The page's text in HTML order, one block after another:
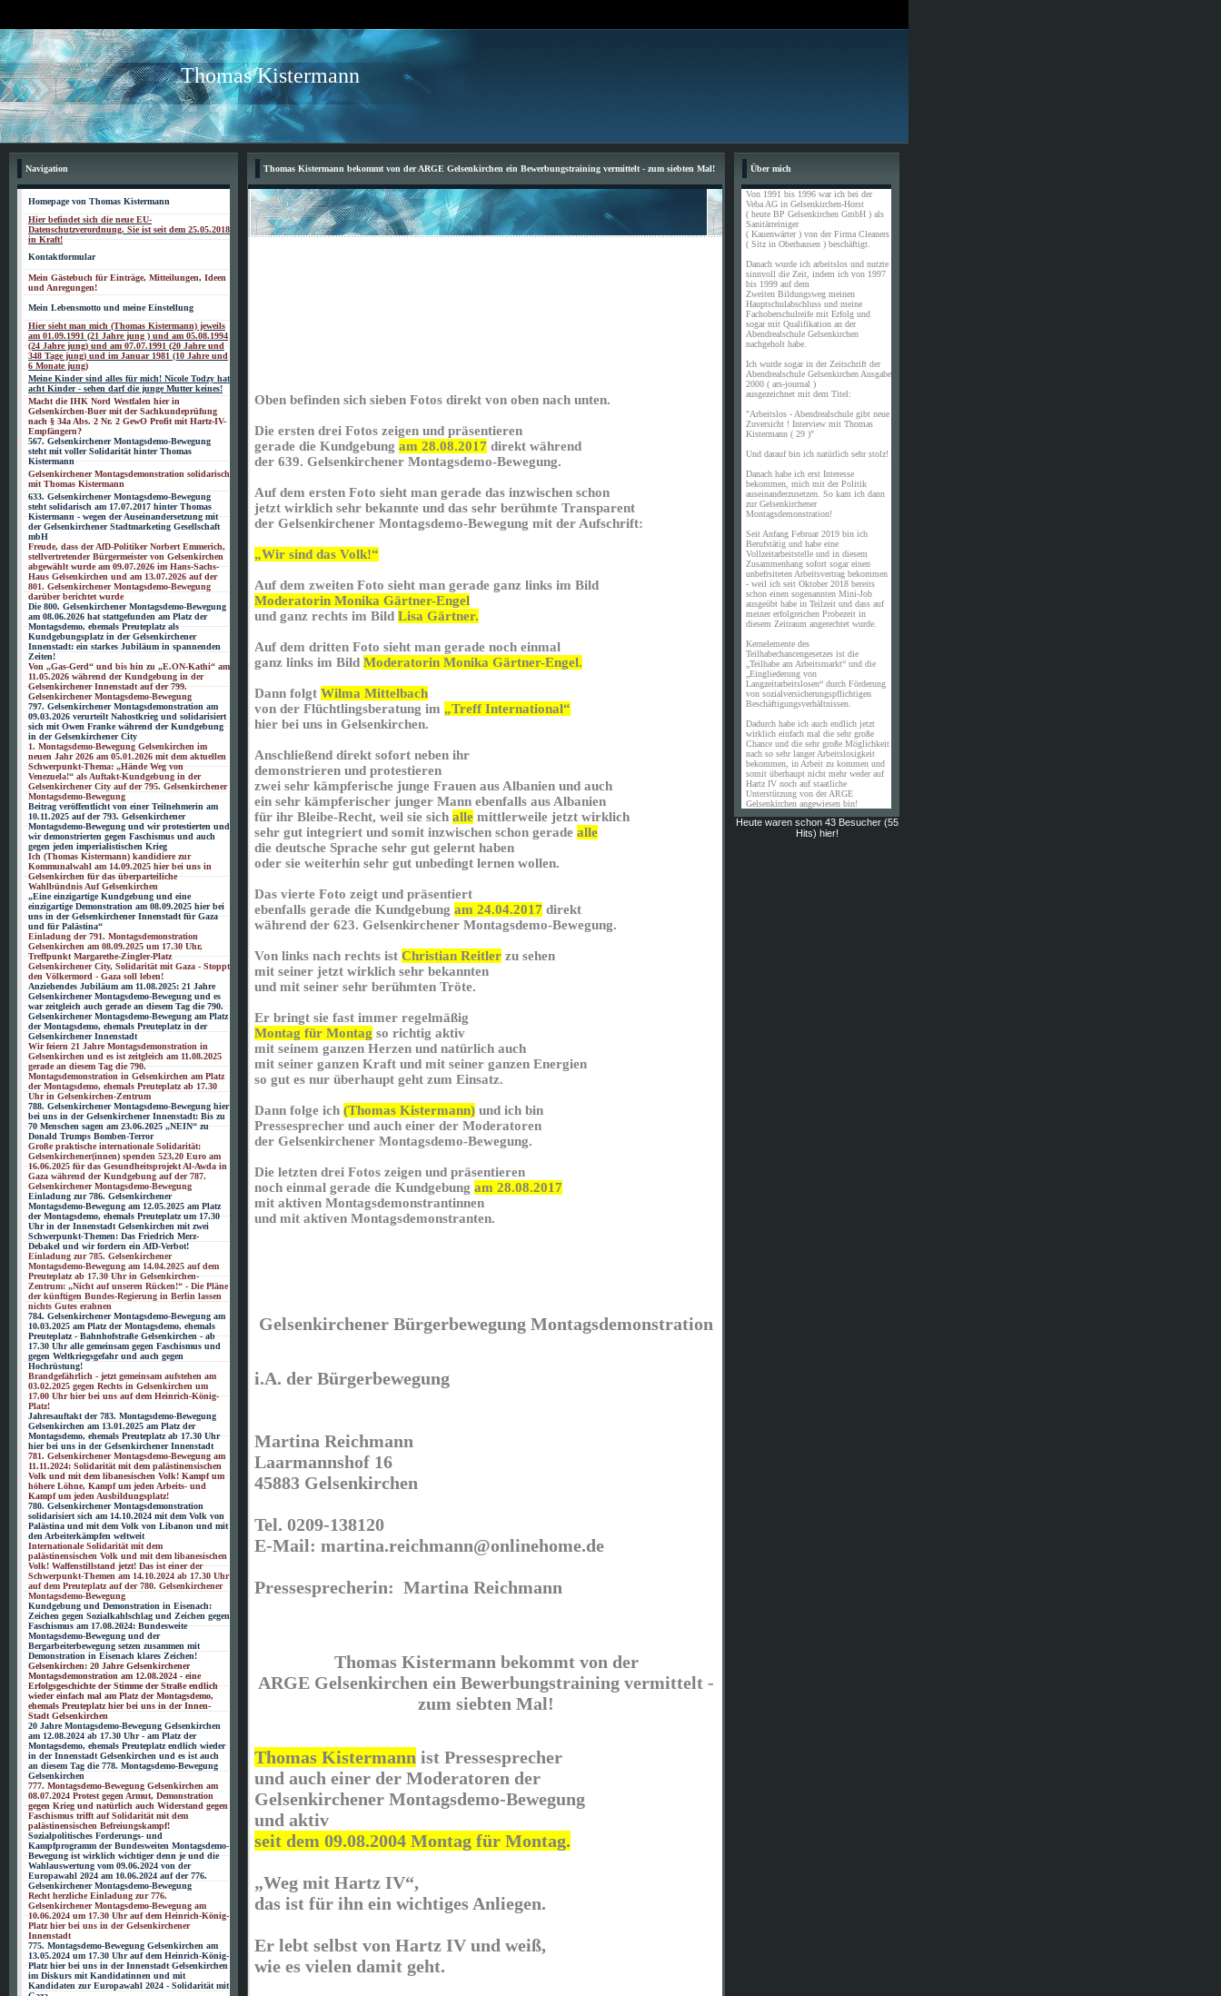
Thomas Kistermann
Navigation
Homepage von Thomas Kistermann
Hier befindet sich die neue EU-
Datenschutzverordnung. Sie ist seit dem 25.05.2018
in Kraft!
Kontaktformular
Mein Gästebuch für Einträge, Mitteilungen, Ideen
und Anregungen!
Mein Lebensmotto und meine Einstellung
Hier sieht man mich (Thomas Kistermann) jeweils
am 01.09.1991 (21 Jahre jung ) und am 05.08.1994
(24 Jahre jung) und am 07.07.1991 (20 Jahre und
348 Tage jung) und im Januar 1981 (10 Jahre und
6 Monate jung)
Meine Kinder sind alles für mich! Nicole Todzy hat
acht Kinder - sehen darf die junge Mutter keines!
Macht die IHK Nord Westfalen hier in
Gelsenkirchen-Buer mit der Sachkundeprüfung
nach § 34a Abs. 2 Nr. 2 GewO Profit mit Hartz-IV-
Empfängern?
567. Gelsenkirchener Montagsdemo-Bewegung
steht mit voller Solidarität hinter Thomas
Kistermann
Gelsenkirchener Montagsdemonstration solidarisch
mit Thomas Kistermann
633. Gelsenkirchener Montagsdemo-Bewegung
steht solidarisch am 17.07.2017 hinter Thomas
Kistermann - wegen der Auseinandersetzung mit
der Gelsenkirchener Stadtmarketing Gesellschaft
mbH
Freude, dass der AfD-Politiker Norbert Emmerich,
stellvertretender Bürgermeister von Gelsenkirchen
abgewählt wurde am 09.07.2026 im Hans-Sachs-
Haus Gelsenkirchen und am 13.07.2026 auf der
801. Gelsenkirchener Montagsdemo-Bewegung
darüber berichtet wurde
Die 800. Gelsenkirchener Montagsdemo-Bewegung
am 08.06.2026 hat stattgefunden am Platz der
Montagsdemo, ehemals Preuteplatz als
Kundgebungsplatz in der Gelsenkirchener
Innenstadt: ein starkes Jubiläum in spannenden
Zeiten!
Von „Gas-Gerd“ und bis hin zu „E.ON-Kathi“ am
11.05.2026 während der Kundgebung in der
Gelsenkirchener Innenstadt auf der 799.
Gelsenkirchener Montagsdemo-Bewegung
797. Gelsenkirchener Montagsdemonstration am
09.03.2026 verurteilt Nahostkrieg und solidarisiert
sich mit Owen Franke während der Kundgebung
in der Gelsenkirchener City
1. Montagsdemo-Bewegung Gelsenkirchen im
neuen Jahr 2026 am 05.01.2026 mit dem aktuellen
Schwerpunkt-Thema: „Hände Weg von
Venezuela!“ als Auftakt-Kundgebung in der
Gelsenkirchener City auf der 795. Gelsenkirchener
Montagsdemo-Bewegung
Beitrag veröffentlicht von einer Teilnehmerin am
10.11.2025 auf der 793. Gelsenkirchener
Montagsdemo-Bewegung und wir protestierten und
wir demonstrierten gegen Faschismus und auch
gegen jeden imperialistischen Krieg
Ich (Thomas Kistermann) kandidiere zur
Kommunalwahl am 14.09.2025 hier bei uns in
Gelsenkirchen für das überparteiliche
Wahlbündnis Auf Gelsenkirchen
„Eine einzigartige Kundgebung und eine
einzigartige Demonstration am 08.09.2025 hier bei
uns in der Gelsenkirchener Innenstadt für Gaza
und für Palästina“
Einladung der 791. Montagsdemonstration
Gelsenkirchen am 08.09.2025 um 17.30 Uhr,
Treffpunkt Margarethe-Zingler-Platz
Gelsenkirchener City, Solidarität mit Gaza - Stoppt
den Völkermord - Gaza soll leben!
Anziehendes Jubiläum am 11.08.2025: 21 Jahre
Gelsenkirchener Montagsdemo-Bewegung und es
war zeitgleich auch gerade an diesem Tag die 790.
Gelsenkirchener Montagsdemo-Bewegung am Platz
der Montagsdemo, ehemals Preuteplatz in der
Gelsenkirchener Innenstadt
Wir feiern 21 Jahre Montagsdemonstration in
Gelsenkirchen und es ist zeitgleich am 11.08.2025
gerade an diesem Tag die 790.
Montagsdemonstration in Gelsenkirchen am Platz
der Montagsdemo, ehemals Preuteplatz ab 17.30
Uhr in Gelsenkirchen-Zentrum
788. Gelsenkirchener Montagsdemo-Bewegung hier
bei uns in der Gelsenkirchener Innenstadt: Bis zu
70 Menschen sagen am 23.06.2025 „NEIN“ zu
Donald Trumps Bomben-Terror
Große praktische internationale Solidarität:
Gelsenkirchener(innen) spenden 523,20 Euro am
16.06.2025 für das Gesundheitsprojekt Al-Awda in
Gaza während der Kundgebung auf der 787.
Gelsenkirchener Montagsdemo-Bewegung
Einladung zur 786. Gelsenkirchener
Montagsdemo-Bewegung am 12.05.2025 am Platz
der Montagsdemo, ehemals Preuteplatz um 17.30
Uhr in der Innenstadt Gelsenkirchen mit zwei
Schwerpunkt-Themen: Das Friedrich Merz-
Debakel und wir fordern ein AfD-Verbot!
Einladung zur 785. Gelsenkirchener
Montagsdemo-Bewegung am 14.04.2025 auf dem
Preuteplatz ab 17.30 Uhr in Gelsenkirchen-
Zentrum: „Nicht auf unseren Rücken!“ - Die Pläne
der künftigen Bundes-Regierung in Berlin lassen
nichts Gutes erahnen
784. Gelsenkirchener Montagsdemo-Bewegung am
10.03.2025 am Platz der Montagsdemo, ehemals
Preuteplatz - Bahnhofstraße Gelsenkirchen - ab
17.30 Uhr alle gemeinsam gegen Faschismus und
gegen Weltkriegsgefahr und auch gegen
Hochrüstung!
Brandgefährlich - jetzt gemeinsam aufstehen am
03.02.2025 gegen Rechts in Gelsenkirchen um
17.00 Uhr hier bei uns auf dem Heinrich-König-
Platz!
Jahresauftakt der 783. Montagsdemo-Bewegung
Gelsenkirchen am 13.01.2025 am Platz der
Montagsdemo, ehemals Preuteplatz ab 17.30 Uhr
hier bei uns in der Gelsenkirchener Innenstadt
781. Gelsenkirchener Montagsdemo-Bewegung am
11.11.2024: Solidarität mit dem palästinensischen
Volk und mit dem libanesischen Volk! Kampf um
höhere Löhne, Kampf um jeden Arbeits- und
Kampf um jeden Ausbildungsplatz!
780. Gelsenkirchener Montagsdemonstration
solidarisiert sich am 14.10.2024 mit dem Volk von
Palästina und mit dem Volk von Libanon und mit
den Arbeiterkämpfen weltweit
Internationale Solidarität mit dem
palästinensischen Volk und mit dem libanesischen
Volk! Waffenstillstand jetzt! Das ist einer der
Schwerpunkt-Themen am 14.10.2024 ab 17.30 Uhr
auf dem Preuteplatz auf der 780. Gelsenkirchener
Montagsdemo-Bewegung
Kundgebung und Demonstration in Eisenach:
Zeichen gegen Sozialkahlschlag und Zeichen gegen
Faschismus am 17.08.2024: Bundesweite
Montagsdemo-Bewegung und der
Bergarbeiterbewegung setzen zusammen mit
Demonstration in Eisenach klares Zeichen!
Gelsenkirchen: 20 Jahre Gelsenkirchener
Montagsdemonstration am 12.08.2024 - eine
Erfolgsgeschichte der Stimme der Straße endlich
wieder einfach mal am Platz der Montagsdemo,
ehemals Preuteplatz hier bei uns in der Innen-
Stadt Gelsenkirchen
20 Jahre Montagsdemo-Bewegung Gelsenkirchen
am 12.08.2024 ab 17.30 Uhr - am Platz der
Montagsdemo, ehemals Preuteplatz endlich wieder
in der Innenstadt Gelsenkirchen und es ist auch
an diesem Tag die 778. Montagsdemo-Bewegung
Gelsenkirchen
777. Montagsdemo-Bewegung Gelsenkirchen am
08.07.2024 Protest gegen Armut, Demonstration
gegen Krieg und natürlich auch Widerstand gegen
Faschismus trifft auf Solidarität mit dem
palästinensischen Befreiungskampf!
Sozialpolitisches Forderungs- und
Kampfprogramm der Bundesweiten Montagsdemo-
Bewegung ist wirklich wichtiger denn je und die
Wahlauswertung vom 09.06.2024 von der
Europawahl 2024 am 10.06.2024 auf der 776.
Gelsenkirchener Montagsdemo-Bewegung
Recht herzliche Einladung zur 776.
Gelsenkirchener Montagsdemo-Bewegung am
10.06.2024 um 17.30 Uhr auf dem Heinrich-König-
Platz hier bei uns in der Gelsenkirchener
Innenstadt
775. Montagsdemo-Bewegung Gelsenkirchen am
13.05.2024 um 17.30 Uhr auf dem Heinrich-König-
Platz hier bei uns in der Innenstadt Gelsenkirchen
im Diskurs mit Kandidatinnen und mit
Kandidaten zur Europawahl 2024 - Solidarität mit
Thomas Kistermann bekommt von der ARGE Gelsenkirchen ein Bewerbungstraining vermittelt - zum siebten Mal!
Oben befinden sich sieben Fotos direkt von oben nach unten.
Die ersten drei Fotos zeigen und präsentieren
gerade die Kundgebung am 28.08.2017 direkt während
der 639. Gelsenkirchener Montagsdemo-Bewegung.
Auf dem ersten Foto sieht man gerade das inzwischen schon
jetzt wirklich sehr bekannte und das sehr berühmte Transparent
der Gelsenkirchener Montagsdemo-Bewegung mit der Aufschrift:
„Wir sind das Volk!“
Auf dem zweiten Foto sieht man gerade ganz links im Bild
Moderatorin Monika Gärtner-Engel
und ganz rechts im Bild Lisa Gärtner.
Auf dem dritten Foto sieht man gerade noch einmal
ganz links im Bild Moderatorin Monika Gärtner-Engel.
Dann folgt Wilma Mittelbach
von der Flüchtlingsberatung im „Treff International“
hier bei uns in Gelsenkirchen.
Anschließend direkt sofort neben ihr
demonstrieren und protestieren
zwei sehr kämpferische junge Frauen aus Albanien und auch
ein sehr kämpferischer junger Mann ebenfalls aus Albanien
für ihr Bleibe-Recht, weil sie sich alle mittlerweile jetzt wirklich
sehr gut integriert und somit inzwischen schon gerade alle
die deutsche Sprache sehr gut gelernt haben
oder sie weiterhin sehr gut unbedingt lernen wollen.
Das vierte Foto zeigt und präsentiert
ebenfalls gerade die Kundgebung am 24.04.2017 direkt
während der 623. Gelsenkirchener Montagsdemo-Bewegung.
Von links nach rechts ist Christian Reitler zu sehen
mit seiner jetzt wirklich sehr bekannten
und mit seiner sehr berühmten Tröte.
Er bringt sie fast immer regelmäßig
Montag für Montag so richtig aktiv
mit seinem ganzen Herzen und natürlich auch
mit seiner ganzen Kraft und mit seiner ganzen Energien
so gut es nur überhaupt geht zum Einsatz.
Dann folge ich (Thomas Kistermann) und ich bin
Pressesprecher und auch einer der Moderatoren
der Gelsenkirchener Montagsdemo-Bewegung.
Die letzten drei Fotos zeigen und präsentieren
noch einmal gerade die Kundgebung am 28.08.2017
mit aktiven Montagsdemonstrantinnen
und mit aktiven Montagsdemonstranten.
Gelsenkirchener Bürgerbewegung Montagsdemonstration
i.A. der Bürgerbewegung
Martina Reichmann
Laarmannshof 16
45883 Gelsenkirchen
Tel. 0209-138120
E-Mail: martina.reichmann@onlinehome.de
Pressesprecherin: Martina Reichmann
Thomas Kistermann bekommt von der
ARGE Gelsenkirchen ein Bewerbungstraining vermittelt -
zum siebten Mal!
Thomas Kistermann ist Pressesprecher
und auch einer der Moderatoren der
Gelsenkirchener Montagsdemo-Bewegung
und aktiv
seit dem 09.08.2004 Montag für Montag.
„Weg mit Hartz IV“,
das ist für ihn ein wichtiges Anliegen.
Er lebt selbst von Hartz IV und weiß,
wie es vielen damit geht.
Über mich
Von 1991 bis 1996 war ich bei der
Veba AG in Gelsenkirchen-Horst
( heute BP Gelsenkirchen GmbH ) als
Sanitärreiniger
( Kauenwärter ) von der Firma Cleaners
( Sitz in Oberhausen ) beschäftigt.
Danach wurde ich arbeitslos und nutzte
sinnvoll die Zeit, indem ich von 1997
bis 1999 auf dem
Zweiten Bildungsweg meinen
Hauptschulabschluss und meine
Fachoberschulreife mit Erfolg und
sogar mit Qualifikation an der
Abendrealschule Gelsenkirchen
nachgeholt habe.
Ich wurde sogar in der Zeitschrift der
Abendrealschule Gelsenkirchen Ausgabe
2000 ( ars-journal )
ausgezeichnet mit dem Titel:
"Arbeitslos - Abendrealschule gibt neue
Zuversicht ! Interview mit Thomas
Kistermann ( 29 )"
Und darauf bin ich natürlich sehr stolz!
Danach habe ich erst Interesse
bekommen, mich mit der Politik
auseinanderzusetzen. So kam ich dann
zur Gelsenkirchener
Montagsdemonstration!
Seit Anfang Februar 2019 bin ich
Berufstätig und habe eine
Vollzeitarbeitstelle und in diesem
Zusammenhang sofort sogar einen
unbefrsiteten Arbeitsvertrag bekommen
- weil ich seit Oktober 2018 bereits
schon einen sogenannten Mini-Job
ausgeübt habe in Teilzeit und dass auf
meiner erfolgreichen Probezeit in
diesem Zeitraum angerechtet wurde.
Kernelemente des
Teilhabechancengesetzes ist die
„Teilhabe am Arbeitsmarkt“ und die
„Eingliederung von
Langzeitarbeitslosen“ durch Förderung
von sozialversicherungspflichtigen
Beschäftigungsverhältnissen.
Dadurch habe ich auch endlich jetzt
wirklich einfach mal die sehr große
Chance und die sehr große Möglichkeit
nach so sehr langer Arbeitslosigkeit
bekommen, in Arbeit zu kommen und
somit überhaupt nicht mehr weder auf
Hartz IV noch auf staatliche
Unterstützung von der ARGE
Gelsenkirchen angewiesen bin!
Heute waren schon 43 Besucher (55
Hits) hier!